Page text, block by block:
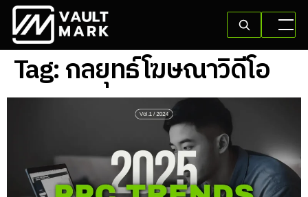
Tag:กลยุทธ์โฆษณาวิดีโอ